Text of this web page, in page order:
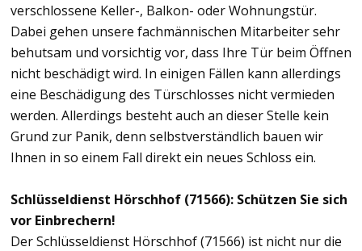
verschlossene Keller-, Balkon- oder Wohnungstür.
Dabei gehen unsere fachmännischen Mitarbeiter sehr
behutsam und vorsichtig vor, dass Ihre Tür beim Öffnen
nicht beschädigt wird. In einigen Fällen kann allerdings
eine Beschädigung des Türschlosses nicht vermieden
werden. Allerdings besteht auch an dieser Stelle kein
Grund zur Panik, denn selbstverständlich bauen wir
Ihnen in so einem Fall direkt ein neues Schloss ein.
Schlüsseldienst Hörschhof (71566): Schützen Sie sich
vor Einbrechern!
Der Schlüsseldienst Hörschhof (71566) ist nicht nur die